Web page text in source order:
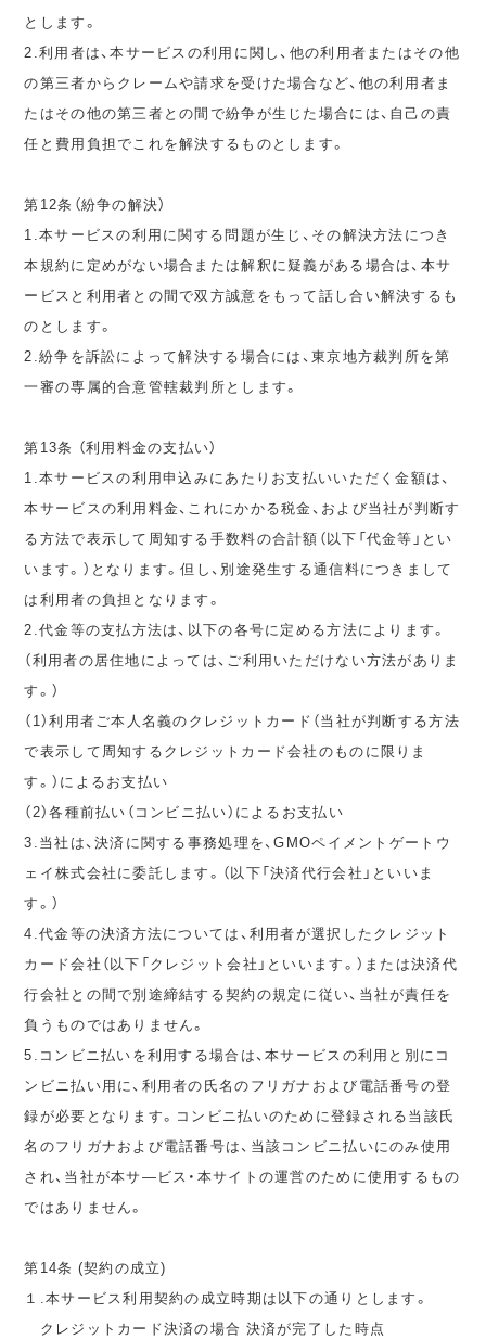
とします。
2.利用者は、本サービスの利用に関し、他の利用者またはその他
の第三者からクレームや請求を受けた場合など、他の利用者ま
たはその他の第三者との間で紛争が生じた場合には、自己の責
任と費用負担でこれを解決するものとします。
第12条（紛争の解決）
1.本サービスの利用に関する問題が生じ、その解決方法につき
本規約に定めがない場合または解釈に疑義がある場合は、本サ
ービスと利用者との間で双方誠意をもって話し合い解決するも
のとします。
2.紛争を訴訟によって解決する場合には、東京地方裁判所を第
一審の専属的合意管轄裁判所とします。
第13条 （利用料金の支払い）
1.本サービスの利用申込みにあたりお支払いいただく金額は、
本サービスの利用料金、これにかかる税金、および当社が判断す
る方法で表示して周知する手数料の合計額（以下「代金等」とい
います。）となります。但し、別途発生する通信料につきまして
は利用者の負担となります。
2.代金等の支払方法は、以下の各号に定める方法によります。
（利用者の居住地によっては、ご利用いただけない方法がありま
す。）
（1）利用者ご本人名義のクレジットカード（当社が判断する方法
で表示して周知するクレジットカード会社のものに限りま
す。）によるお支払い
（2）各種前払い（コンビニ払い）によるお支払い
3.当社は、決済に関する事務処理を、GMOペイメントゲートウ
ェイ株式会社に委託します。（以下「決済代行会社」といいま
す。）
4.代金等の決済方法については、利用者が選択したクレジット
カード会社（以下「クレジット会社」といいます。）または決済代
行会社との間で別途締結する契約の規定に従い、当社が責任を
負うものではありません。
5.コンビニ払いを利用する場合は、本サービスの利用と別にコ
ンビニ払い用に、利用者の氏名のフリガナおよび電話番号の登
録が必要となります。コンビニ払いのために登録される当該氏
名のフリガナおよび電話番号は、当該コンビニ払いにのみ使用
され、当社が本サ―ビス・本サイトの運営のために使用するもの
ではありません。
第14条 (契約の成立)
１.本サービス利用契約の成立時期は以下の通りとします。
クレジットカード決済の場合 決済が完了した時点